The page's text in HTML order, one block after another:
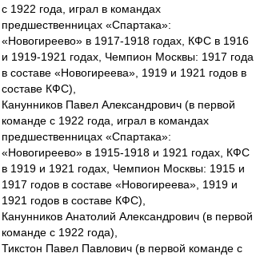
с 1922 года, играл в командах
предшественницах «Спартака»:
«Новогиреево» в 1917-1918 годах, КФС в 1916
и 1919-1921 годах, Чемпион Москвы: 1917 года
в составе «Новогиреева», 1919 и 1921 годов в
составе КФС),
Канунников Павел Александрович (в первой
команде с 1922 года, играл в командах
предшественницах «Спартака»:
«Новогиреево» в 1915-1918 и 1921 годах, КФС
в 1919 и 1921 годах, Чемпион Москвы: 1915 и
1917 годов в составе «Новогиреева», 1919 и
1921 годов в составе КФС),
Канунников Анатолий Александрович (в первой
команде с 1922 года),
Тикстон Павел Павлович (в первой команде с